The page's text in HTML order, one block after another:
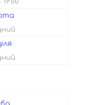
19:00